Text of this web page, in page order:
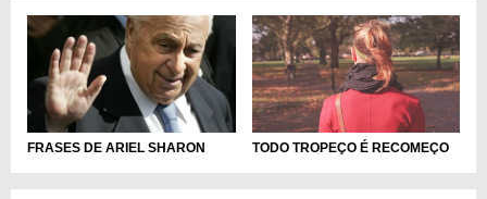
FRASES DE ARIEL SHARON TODO TROPEÇO É RECOMEÇO